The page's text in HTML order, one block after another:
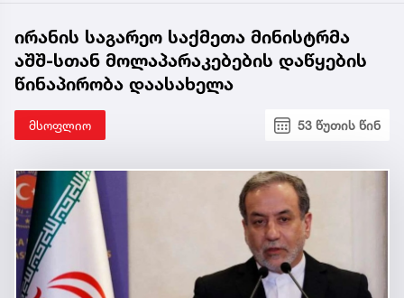
ირანის საგარეო საქმეთა მინისტრმა
აშშ-სთან მოლაპარაკებების დაწყების
წინაპირობა დაასახელა
მსოფლიო 53 წუთის წინ